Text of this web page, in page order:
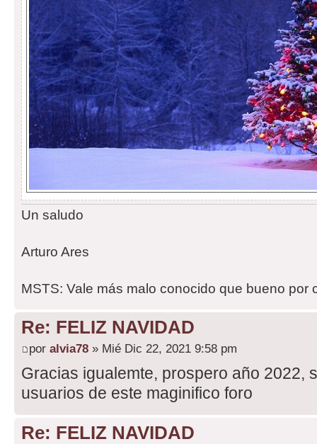
Un saludo
Arturo Ares
MSTS: Vale más malo conocido que bueno por
Re: FELIZ NAVIDAD
por alvia78 » Mié Dic 22, 2021 9:58 pm
Gracias igualemte, prospero año 2022,
usuarios de este maginifico foro
Re: FELIZ NAVIDAD